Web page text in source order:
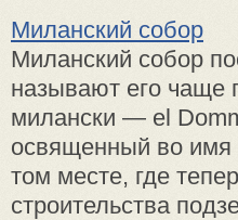
Миланский собор
Миланский собор
называют его чаще
милански — el
освященный во имя
том месте, где
строительства